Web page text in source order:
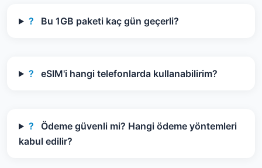
? Bu 1GB paketi kaç gün geçerli?
? eSIM'i hangi telefonlarda kullanabilirim?
?
Ödeme güvenli mi? Hangi ödeme yöntemleri
kabul edilir?